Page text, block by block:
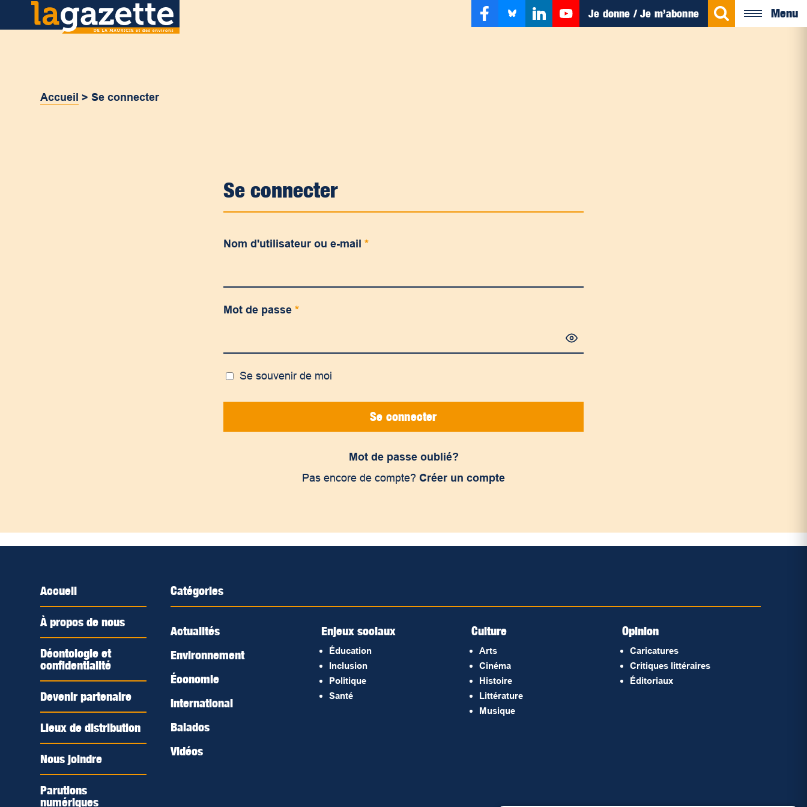
Je donne / Je m’abonne Menu
Accueil >Se connecter
Se connecter
Nom d'utilisateur ou e-mail *
Mot de passe *
Se souvenir de moi
Se connecter
Mot de passe oublié?
Pas encore de compte? Créer un compte
Accueil
À propos de nous
Déontologie et
confidentialité
Devenir partenaire
Lieux de distribution
Nous joindre
Parutions
numériques
Catégories
Actualités
Environnement
Économie
International
Balados
Vidéos
Enjeux sociaux
Éducation
Inclusion
Politique
Santé
Culture
Arts
Cinéma
Histoire
Littérature
Musique
Opinion
Caricatures
Critiques littéraires
Éditoriaux